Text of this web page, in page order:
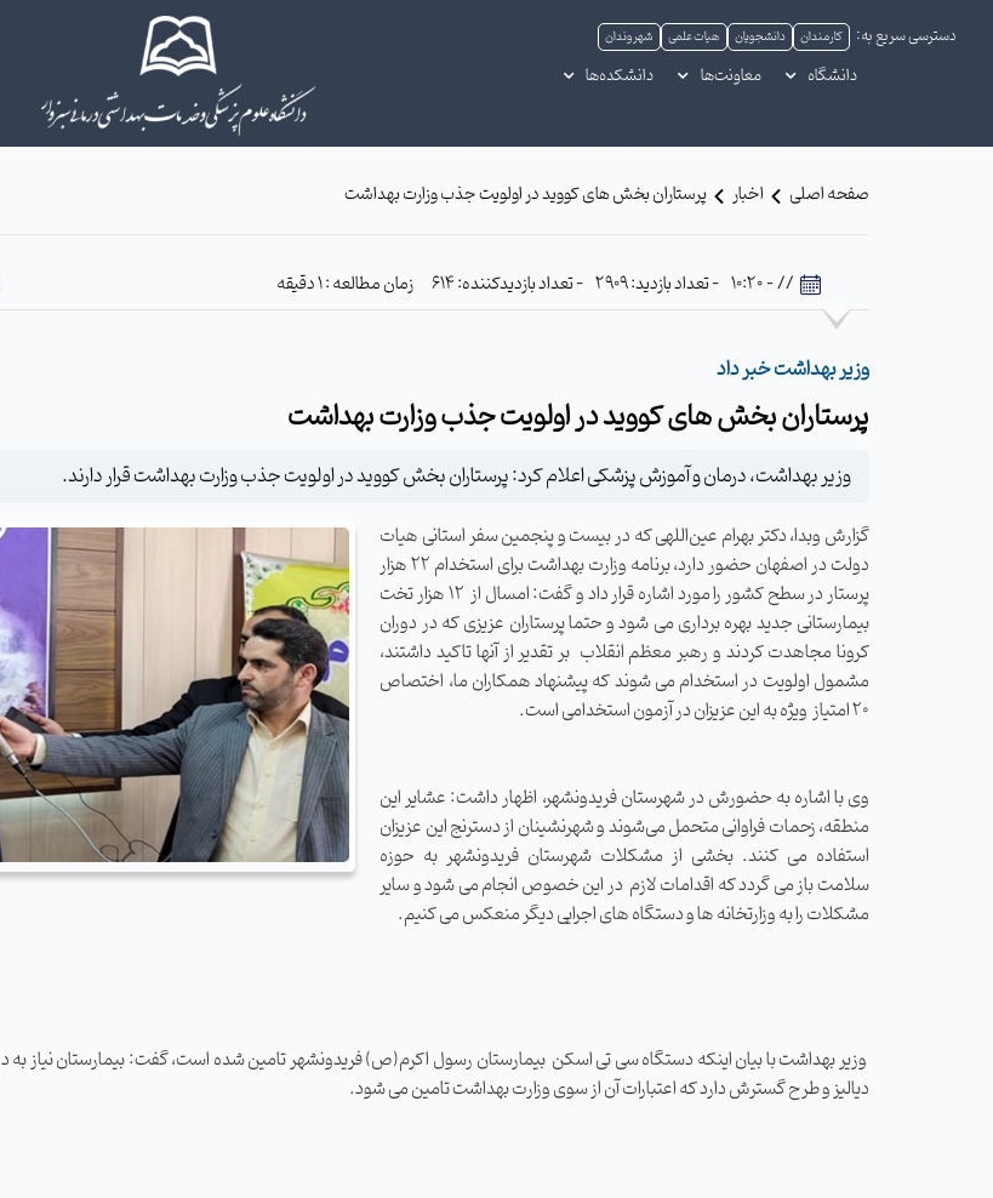
دسترسی سریع به: کارمندان دانشجویان هیات علمی شهروندان
دانشگاه معاونت‌ها دانشکده‌ها
صفحه اصلی اخبار پرستاران بخش های کووید در اولویت جذب وزارت بهداشت
// - 10:20 - تعداد بازدید: 2909 - تعداد بازدیدکننده: 614 زمان مطالعه : 1 دقیقه
وزیر بهداشت خبر داد
پرستاران بخش های کووید در اولویت جذب وزارت بهداشت
وزیر بهداشت، درمان و آموزش پزشکی اعلام کرد: پرستاران بخش کووید در اولویت جذب وزارت بهداشت قرار دارند.
گزارش وبدا، دکتر بهرام عین‌اللهی که در بیست و پنجمین سفر استانی هیات
دولت در اصفهان حضور دارد، برنامه وزارت بهداشت برای استخدام ۲۲ هزار
پرستار در سطح کشور را مورد اشاره قرار داد و گفت: امسال از ۱۲ هزار تخت
بیمارستانی جدید بهره برداری می شود و حتما پرستاران عزیزی که در دوران
کرونا مجاهدت کردند و رهبر معظم انقلاب بر تقدیر از آنها تاکید داشتند،
مشمول اولویت در استخدام می شوند که پیشنهاد همکاران ما، اختصاص
۲۰ امتیاز ویژه به این عزیزان در آزمون استخدامی است.
وی با اشاره به حضورش در شهرستان فریدونشهر، اظهار داشت: عشایر این
منطقه، زحمات فراوانی متحمل می‌شوند و شهرنشینان از دسترنج این عزیزان
استفاده می کنند. بخشی از مشکلات شهرستان فریدونشهر به حوزه
سلامت باز می گردد که اقدامات لازم در این خصوص انجام می شود و سایر
مشکلات را به وزارتخانه ها و دستگاه های اجرایی دیگر منعکس می کنیم.
وزیر بهداشت با بیان اینکه دستگاه سی تی اسکن بیمارستان رسول اکرم(ص) فریدونشهر تامین شده است، گفت: بیمارستان نیاز
دیالیز و طرح گسترش دارد که اعتبارات آن از سوی وزارت بهداشت تامین می شود.